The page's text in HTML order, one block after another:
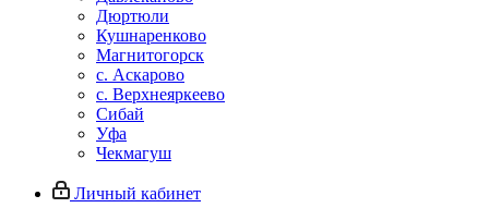
Дюртюли
Кушнаренково
Магнитогорск
с. Аскарово
с. Верхнеяркеево
Сибай
Уфа
Чекмагуш
Личный кабинет